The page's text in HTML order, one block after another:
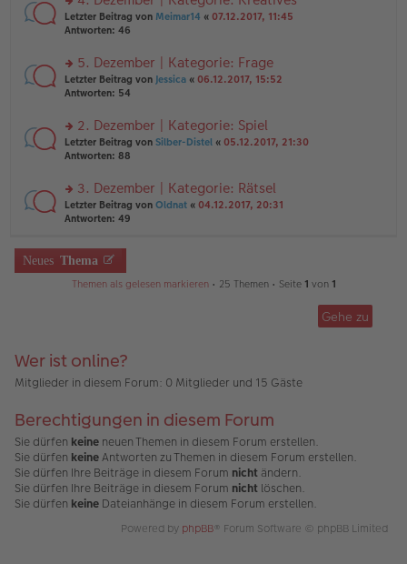
tr
a
g
n
er
tr
a
g
n
g
el
e
n
er
tr
a
g
rs
te
n
g
el
e
n
er
tr
a
g
Letzter Beitrag von Meimar14 « 07.12.2017, 11:45
Antworten: 46
rs
te
n
g
el
e
n
er
tr
a
5. Dezember | Kategorie: Frage
Letzter Beitrag von Jessica « 06.12.2017, 15:52
Antworten: 54
rs
te
n
g
el
e
n
er
2. Dezember | Kategorie: Spiel
Letzter Beitrag von Silber-Distel « 05.12.2017, 21:30
Antworten: 88
rs
te
n
g
ei
tr
3. Dezember | Kategorie: Rätsel
Letzter Beitrag von Oldnat « 04.12.2017, 20:31
Antworten: 49
Neues Thema
Themen als gelesen markieren• 25 Themen • Seite 1 von 1
Gehe zu
Wer ist online?
Mitglieder in diesem Forum: 0 Mitglieder und 15 Gäste
Berechtigungen in diesem Forum
Sie dürfen keine neuen Themen in diesem Forum erstellen.
Sie dürfen keineAntworten zu Themen in diesem Forum erstellen.
Sie dürfen Ihre Beiträge in diesem Forum nicht ändern.
Sie dürfen Ihre Beiträge in diesem Forum nicht löschen.
Sie dürfen keine Dateianhänge in diesem Forum erstellen.
Powered by phpBB® Forum Software © phpBB Limited